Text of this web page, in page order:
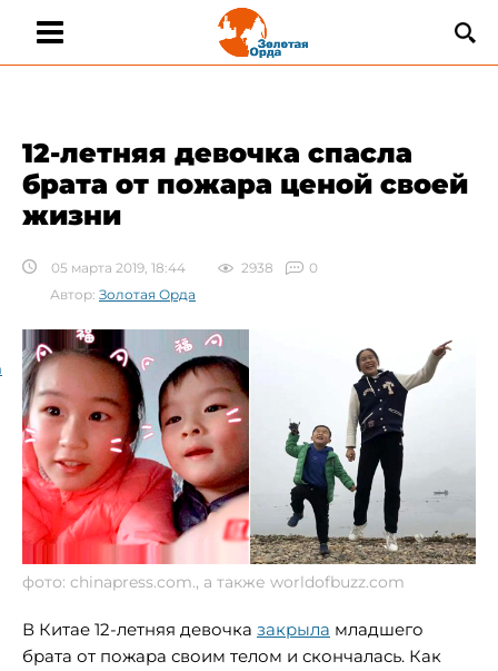
12-летняя девочка спасла
брата от пожара ценой своей
жизни
05 марта 2019, 18:44 2938
0
Автор: Золотая Орда
фото: chinapress.com., а также worldofbuzz.com
В Китае 12-летняя девочка закрыла младшего
брата от пожара своим телом и скончалась. Как